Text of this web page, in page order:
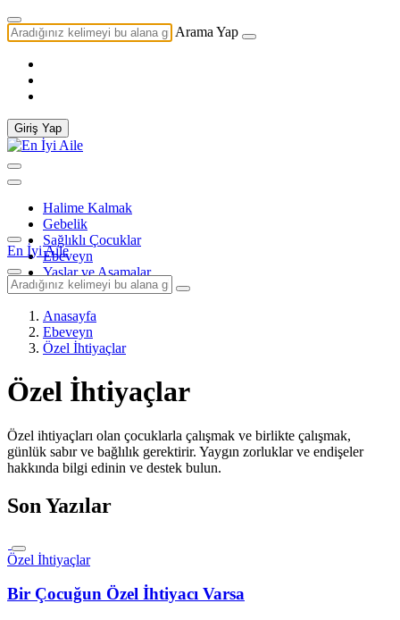
Arama Yap
Giriş Yap
Halime Kalmak
Gebelik
Sağlıklı Çocuklar
Ebeveyn
Yaşlar ve Aşamalar
En İyi Aile
Anasayfa
Ebeveyn
Özel İhtiyaçlar
Özel İhtiyaçlar
Özel ihtiyaçları olan çocuklarla çalışmak ve birlikte çalışmak,
günlük sabır ve bağlılık gerektirir. Yaygın zorluklar ve endişeler
hakkında bilgi edinin ve destek bulun.
Son Yazılar
Özel İhtiyaçlar
Bir Çocuğun Özel İhtiyacı Varsa